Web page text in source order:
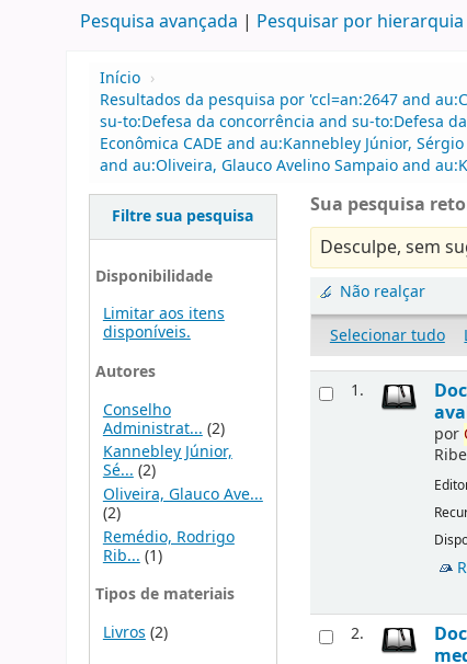
Pesquisa avançada Pesquisar por hierarquia
Início ›
Resultados da pesquisa por 'ccl=an:2647 and
su-to:Defesa da concorrência and su-to:Defesa
Econômica CADE and au:Kannebley Júnior,
and au:Oliveira, Glauco Avelino Sampaio and
Filtre sua pesquisa
Disponibilidade
Limitar aos itens
disponíveis.
Autores
Conselho
Administrat... (2)
Kannebley Júnior,
Sé...(2)
Oliveira, Glauco Ave...
(2)
Remédio, Rodrigo
Rib... (1)
Tipos de materiais
Livros (2)
Sua pesquisa
Desculpe, sem
Não realçar
Selecionar tudo
1.
por
2.